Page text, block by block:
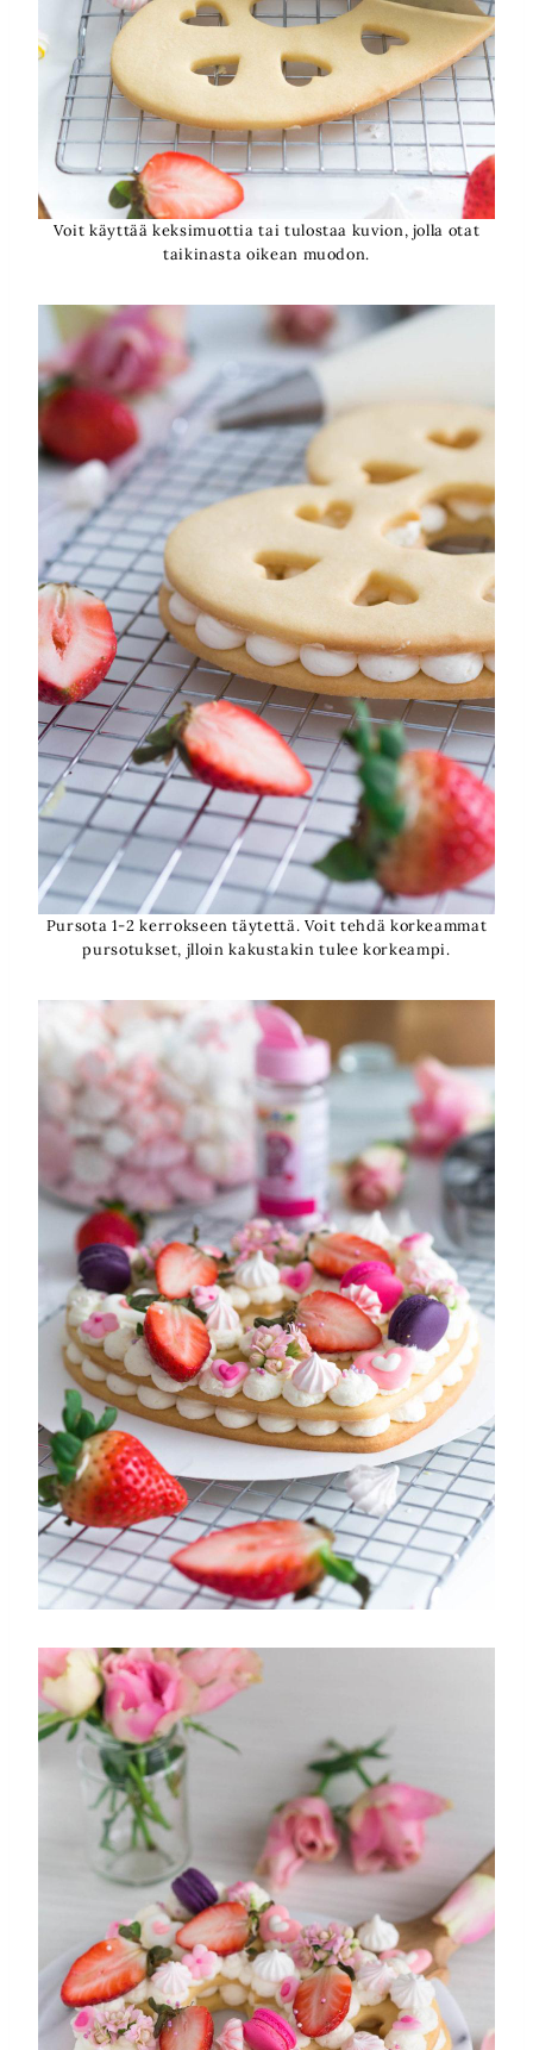
Voit käyttää keksimuottia tai tulostaa kuvion, jolla otat
taikinasta oikean muodon.
Pursota 1-2 kerrokseen täytettä. Voit tehdä korkeammat
pursotukset, jlloin kakustakin tulee korkeampi.